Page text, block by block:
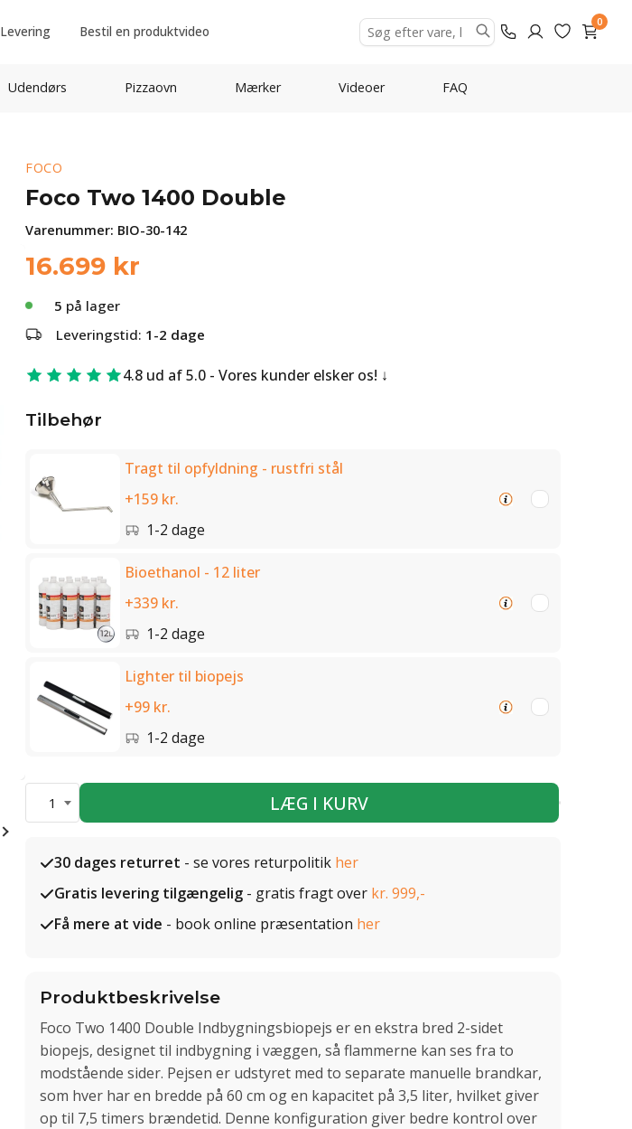
Levering Bestil en produktvideo
0
Udendørs Pizzaovn Mærker Videoer FAQ
FOCO
Foco Two 1400 Double
Varenummer: BIO-30-142
16.699 kr
5 på lager
Leveringstid: 1-2 dage
4.8 ud af 5.0 - Vores kunder elsker os!
Tilbehør
Tragt til opfyldning - rustfri stål
+159 kr.
1-2 dage
Bioethanol - 12 liter
+339 kr.
1-2 dage
Lighter til biopejs
+99 kr.
1-2 dage
1 LÆG I KURV
30 dages returret - se vores returpolitik her
Gratis levering tilgængelig - gratis fragt over kr. 999,-
Få mere at vide - book online præsentation her
Produktbeskrivelse
Foco Two 1400 Double Indbygningsbiopejs er en ekstra bred 2-sidet
biopejs, designet til indbygning i væggen, så flammerne kan ses fra to
modstående sider. Pejsen er udstyret med to separate manuelle brandkar,
som hver har en bredde på 60 cm og en kapacitet på 3,5 liter, hvilket giver
op til 7,5 timers brændetid. Denne konfiguration giver bedre kontrol over